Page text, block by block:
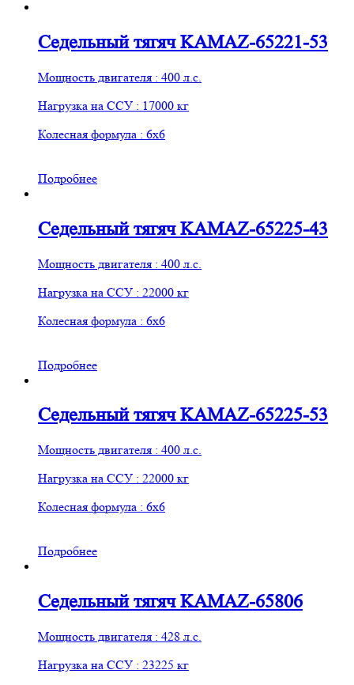
Седельный тягяч KAMAZ-65221-53
Мощность двигателя : 400 л.с.
Нагрузка на ССУ : 17000 кг
Колесная формула : 6х6
Подробнее
Седельный тягяч KAMAZ-65225-43
Мощность двигателя : 400 л.с.
Нагрузка на ССУ : 22000 кг
Колесная формула : 6х6
Подробнее
Седельный тягяч KAMAZ-65225-53
Мощность двигателя : 400 л.с.
Нагрузка на ССУ : 22000 кг
Колесная формула : 6х6
Подробнее
Седельный тягяч KAMAZ-65806
Мощность двигателя : 428 л.с.
Нагрузка на ССУ : 23225 кг